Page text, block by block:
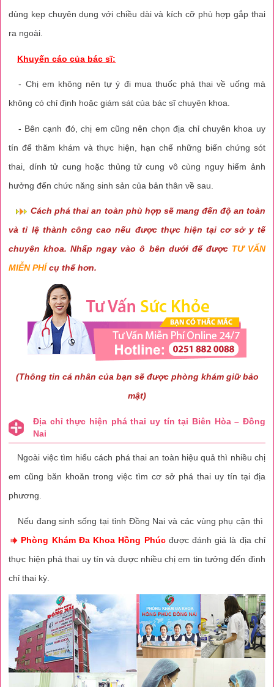
dùng kẹp chuyên dụng với chiều dài và kích cỡ phù hợp gắp thai
ra ngoài.
Khuyến cáo của bác sĩ:
- Chị em không nên tự ý đi mua thuốc phá thai về uống mà
không có chỉ định hoặc giám sát của bác sĩ chuyên khoa.
- Bên cạnh đó, chị em cũng nên chọn địa chỉ chuyên khoa uy
tín để thăm khám và thực hiện, hạn chế những biến chứng sót
thai, dính tử cung hoặc thủng tử cung vô cùng nguy hiểm ảnh
hưởng đến chức năng sinh sản của bản thân về sau.
Cách phá thai an toàn phù hợp sẽ mang đến độ an toàn
và tỉ lệ thành công cao nếu được thực hiện tại cơ sở y tế
chuyên khoa. Nhấp ngay vào ô bên dưới để được TƯ VẤN
MIỄN PHÍ cụ thể hơn.
(Thông tin cá nhân của bạn sẽ được phòng khám giữ bảo
mật)
Địa chỉ thực hiện phá thai uy tín tại Biên Hòa – Đồng
Nai
Ngoài việc tìm hiểu cách phá thai an toàn hiệu quả thì nhiều chị
em cũng băn khoăn trong việc tìm cơ sở phá thai uy tín tại địa
phương.
Nếu đang sinh sống tại tỉnh Đồng Nai và các vùng phụ cận thì
Phòng Khám Đa Khoa Hồng Phúcđược đánh giá là địa chỉ
thực hiện phá thai uy tín và được nhiều chị em tin tưởng đến đình
chỉ thai kỳ.